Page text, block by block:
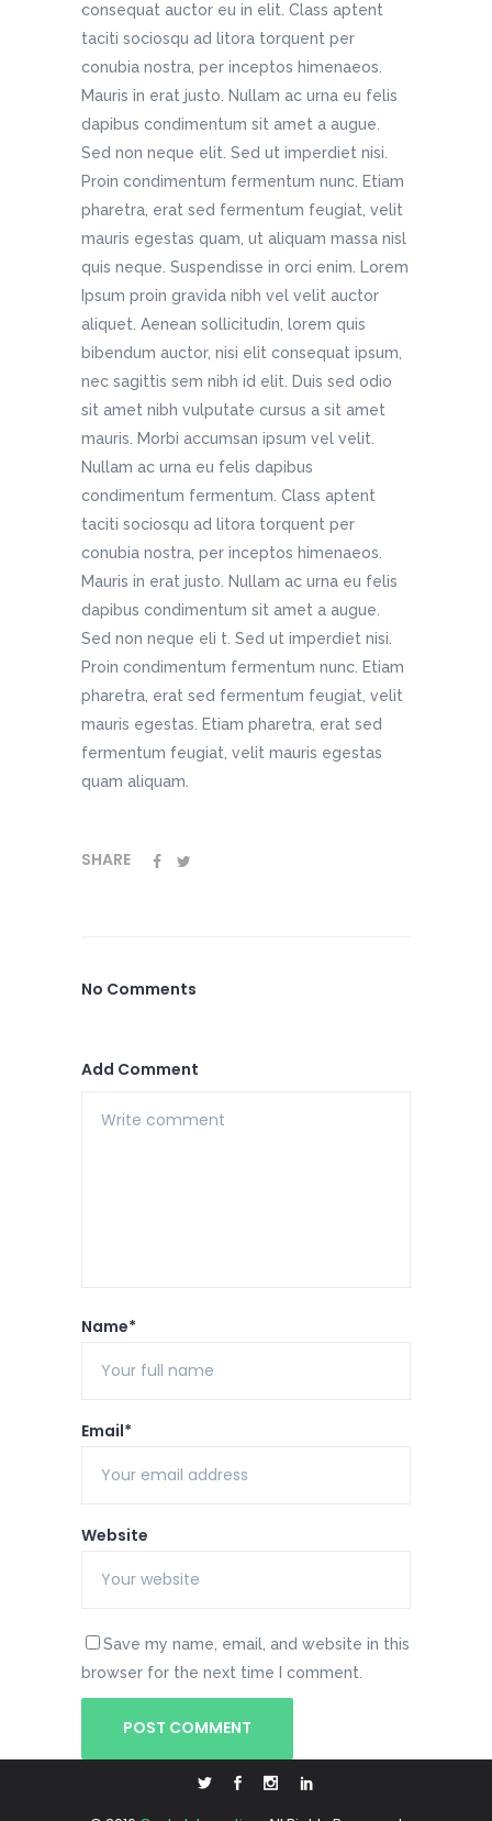
consequat auctor eu in elit. Class aptent
taciti sociosqu ad litora torquent per
conubia nostra, per inceptos himenaeos.
Mauris in erat justo. Nullam ac urna eu felis
dapibus condimentum sit amet a augue.
Sed non neque elit. Sed ut imperdiet nisi.
Proin condimentum fermentum nunc. Etiam
pharetra, erat sed fermentum feugiat, velit
mauris egestas quam, ut aliquam massa nisl
quis neque. Suspendisse in orci enim. Lorem
Ipsum proin gravida nibh vel velit auctor
aliquet. Aenean sollicitudin, lorem quis
bibendum auctor, nisi elit consequat ipsum,
nec sagittis sem nibh id elit. Duis sed odio
sit amet nibh vulputate cursus a sit amet
mauris. Morbi accumsan ipsum vel velit.
Nullam ac urna eu felis dapibus
condimentum fermentum. Class aptent
taciti sociosqu ad litora torquent per
conubia nostra, per inceptos himenaeos.
Mauris in erat justo. Nullam ac urna eu felis
dapibus condimentum sit amet a augue.
Sed non neque eli t. Sed ut imperdiet nisi.
Proin condimentum fermentum nunc. Etiam
pharetra, erat sed fermentum feugiat, velit
mauris egestas. Etiam pharetra, erat sed
fermentum feugiat, velit mauris egestas
quam aliquam.
SHARE
No Comments
Add Comment
Name*
Email*
Website
Save my name, email, and website in this
browser for the next time I comment.